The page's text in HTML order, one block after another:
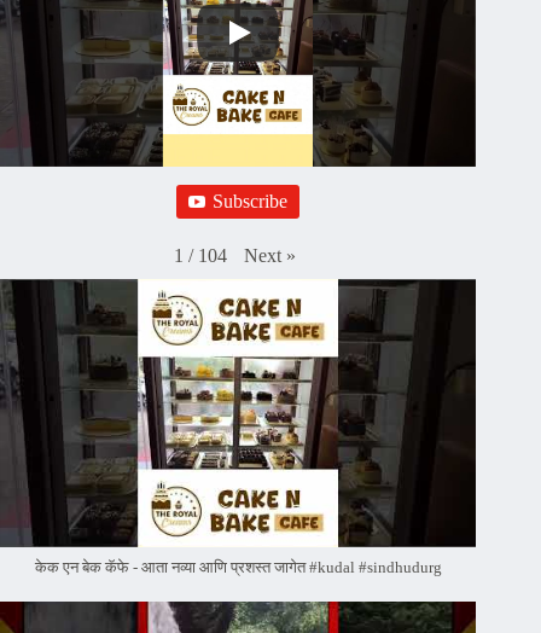
Subscribe
1 / 104 Next »
केक एन बेक कॅफे - आता नव्या आणि प्रशस्त जागेत #kudal #sindhudurg